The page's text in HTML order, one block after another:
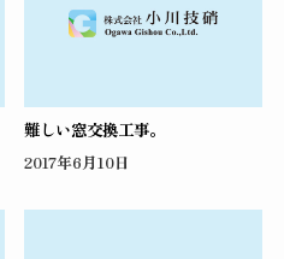
難しい窓交換工事。
2017年6月10日